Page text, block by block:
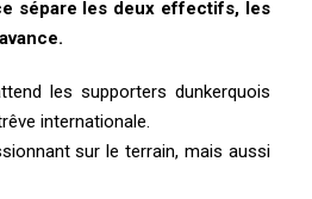
sépare les deux effectifs, les
les supporters dunkerquois
internationale.
sur le terrain, mais aussi